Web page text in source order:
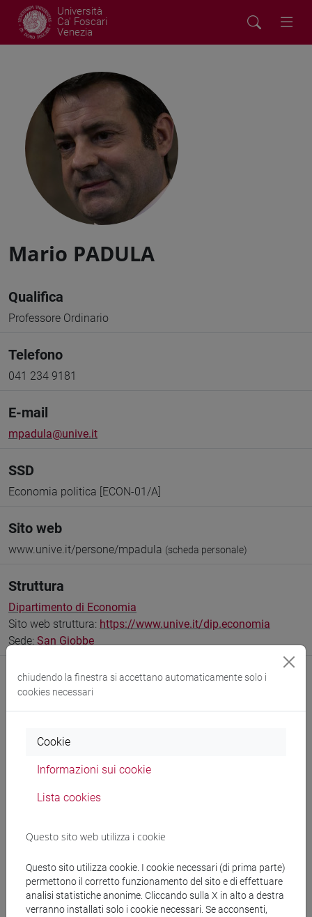
Università
Ca' Foscari
Venezia
Mario PADULA
Qualifica
Professore Ordinario
Telefono
041 234 9181
E-mail
mpadula@unive.it
SSD
Economia politica [ECON-01/A]
Sito web
www.unive.it/persone/mpadula (scheda personale)
Struttura
Dipartimento di Economia
Sito web struttura: https://www.unive.it/dip.economia
Sede: San Giobbe
Comunicazioni
Didattica
Ricerca
Pubblicazioni
Ricevimento
chiudendo la finestra si accettano automaticamente solo i
cookies necessari
Cookie
Informazioni sui cookie
Lista cookies
Questo sito web utilizza i cookie
Questo sito utilizza cookie. I cookie necessari (di prima parte)
permettono il corretto funzionamento del sito e di effettuare
analisi statistiche anonime. Cliccando sulla X in alto a destra
verranno installati solo i cookie necessari. Se acconsenti,